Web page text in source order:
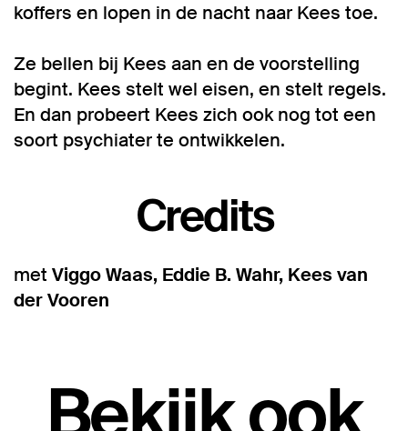
koffers en lopen in de nacht naar Kees toe.
Ze bellen bij Kees aan en de voorstelling
begint. Kees stelt wel eisen, en stelt regels.
En dan probeert Kees zich ook nog tot een
soort psychiater te ontwikkelen.
Credits
met Viggo Waas, Eddie B. Wahr, Kees van
der Vooren
Bekijk ook